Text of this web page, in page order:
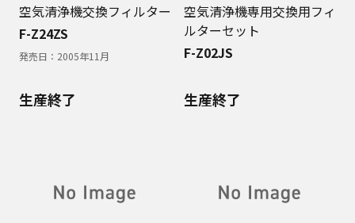
空気清浄機交換フィルター
F-Z24ZS
発売日： 2005年11月
空気清浄機専用交換用フィ
ルターセット
F-Z02JS
生産終了 生産終了